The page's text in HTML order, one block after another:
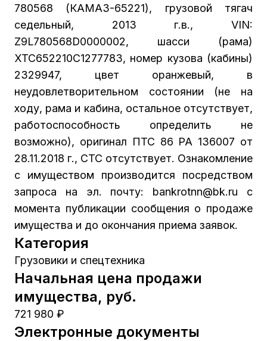
780568 (КАМАЗ-65221), грузовой тягач
седельный, 2013 г.в., VIN:
Z9L780568D0000002, шасси (рама)
XTC652210C1277783, номер кузова (кабины)
2329947, цвет оранжевый, в
неудовлетворительном состоянии (не на
ходу, рама и кабина, остальное отсутствует,
работоспособность определить не
возможно), оригинал ПТС 86 РА 136007 от
28.11.2018 г., СТС отсутствует. Ознакомление
с имуществом производится посредством
запроса на эл. почту: bankrotnn@bk.ru с
момента публикации сообщения о продаже
имущества и до окончания приема заявок.
Категория
Грузовики и спецтехника
Начальная цена продажи
имущества, руб.
721 980 ₽
Электронные документы